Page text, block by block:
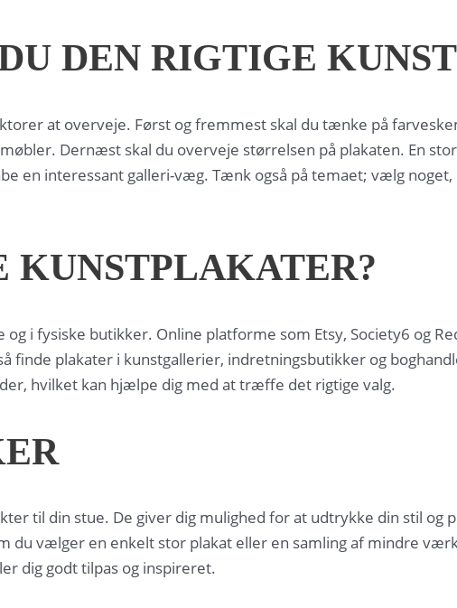
DEN RIGTIGE
at overveje. Først og fremmest skal du tænke på
Dernæst skal du overveje størrelsen på plakaten. En
en interessant galleri-væg. Tænk også på temaet; vælg
KUNSTPLAKATER?
i fysiske butikker. Online platforme som Etsy, Society6 og
finde plakater i kunstgallerier, indretningsbutikker og
hvilket kan hjælpe dig med at træffe det rigtige valg.
til din stue. De giver dig mulighed for at udtrykke din stil og
du vælger en enkelt stor plakat eller en samling af mindre
dig godt tilpas og inspireret.